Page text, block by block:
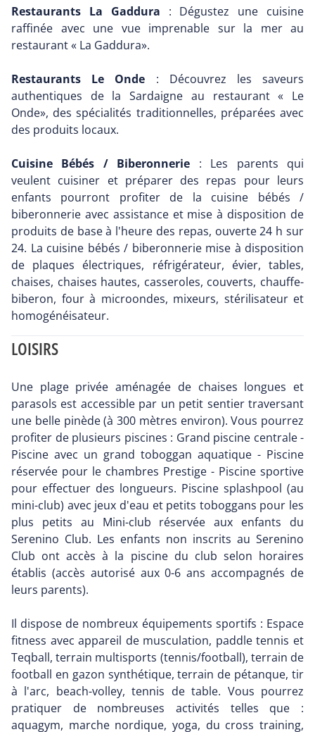
Restaurants La Gaddura : Dégustez une cuisine
raffinée avec une vue imprenable sur la mer au
restaurant « La Gaddura».
Restaurants Le Onde : Découvrez les saveurs
authentiques de la Sardaigne au restaurant « Le
Onde», des spécialités traditionnelles, préparées avec
des produits locaux.
Cuisine Bébés / Biberonnerie : Les parents qui
veulent cuisiner et préparer des repas pour leurs
enfants pourront profiter de la cuisine bébés /
biberonnerie avec assistance et mise à disposition de
produits de base à l'heure des repas, ouverte 24 h sur
24. La cuisine bébés / biberonnerie mise à disposition
de plaques électriques, réfrigérateur, évier, tables,
chaises, chaises hautes, casseroles, couverts, chauffe-
biberon, four à microondes, mixeurs, stérilisateur et
homogénéisateur.
LOISIRS
Une plage privée aménagée de chaises longues et
parasols est accessible par un petit sentier traversant
une belle pinède (à 300 mètres environ). Vous pourrez
profiter de plusieurs piscines : Grand piscine centrale -
Piscine avec un grand toboggan aquatique - Piscine
réservée pour le chambres Prestige - Piscine sportive
pour effectuer des longueurs. Piscine splashpool (au
mini-club) avec jeux d'eau et petits toboggans pour les
plus petits au Mini-club réservée aux enfants du
Serenino Club. Les enfants non inscrits au Serenino
Club ont accès à la piscine du club selon horaires
établis (accès autorisé aux 0-6 ans accompagnés de
leurs parents).
Il dispose de nombreux équipements sportifs : Espace
fitness avec appareil de musculation, paddle tennis et
Teqball, terrain multisports (tennis/football), terrain de
football en gazon synthétique, terrain de pétanque, tir
à l'arc, beach-volley, tennis de table. Vous pourrez
pratiquer de nombreuses activités telles que :
aquagym, marche nordique, yoga, du cross training,